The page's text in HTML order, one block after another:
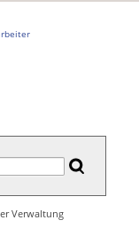
Verwaltung